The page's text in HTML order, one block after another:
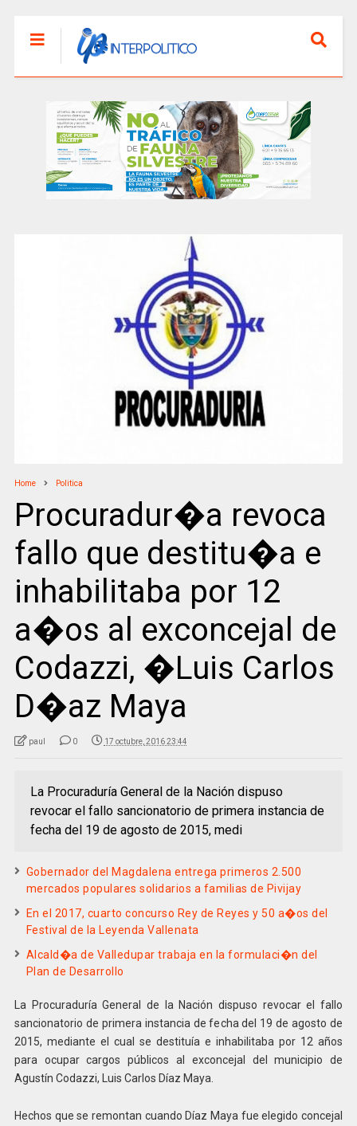
Home Politica
Procuradur�a revoca
fallo que destitu�a e
inhabilitaba por 12
a�os al exconcejal de
Codazzi, �Luis Carlos
D�az Maya
paul 0 17 octubre, 2016 23:44
La Procuraduría General de la Nación dispuso
revocar el fallo sancionatorio de primera instancia de
fecha del 19 de agosto de 2015, medi
Gobernador del Magdalena entrega primeros 2.500
mercados populares solidarios a familias de Pivijay
En el 2017, cuarto concurso Rey de Reyes y 50 a�os del
Festival de la Leyenda Vallenata
Alcald�a de Valledupar trabaja en la formulaci�n del
Plan de Desarrollo
La Procuraduría General de la Nación dispuso revocar el fallo
sancionatorio de primera instancia de fecha del 19 de agosto de
2015, mediante el cual se destituía e inhabilitaba por 12 años
para ocupar cargos públicos al exconcejal del municipio de
Agustín Codazzi, Luis Carlos Díaz Maya.
Hechos que se remontan cuando Díaz Maya fue elegido concejal